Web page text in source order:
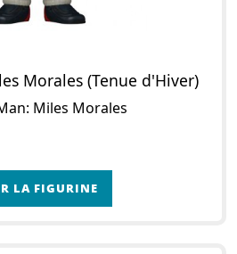
Morales (Tenue d'Hiver)
Miles Morales
LA FIGURINE